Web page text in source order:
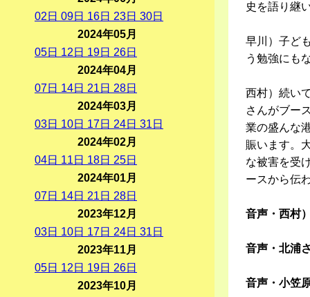
史を語り継
早川）子ど
う勉強にも
西村）続い
さんがブー
業の盛んな
賑います。
な被害を受
ースから伝
音声・西村
音声・北浦
音声・小笠
02 日 09日 16日 23日 30日
2024年05月
05日 12 日 19日 26日
2024年04月
07日 14日 21 日 28日
2024年03月
03日 10日 17日 24日 31 日
2024年02月
04日 11 日 18日 25日
2024年01月
07日 14日 21 日 28日
2023年12月
03日 10日 17日 24日 31 日
2023年11月
05日 12 日 19日 26日
2023年10月